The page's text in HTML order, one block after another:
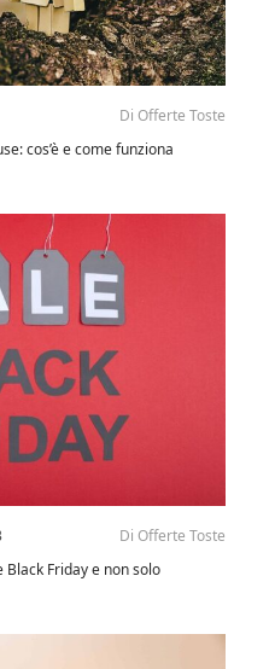
Di Offerte Toste
cos’è e come funziona
Di Offerte Toste
Friday e non solo